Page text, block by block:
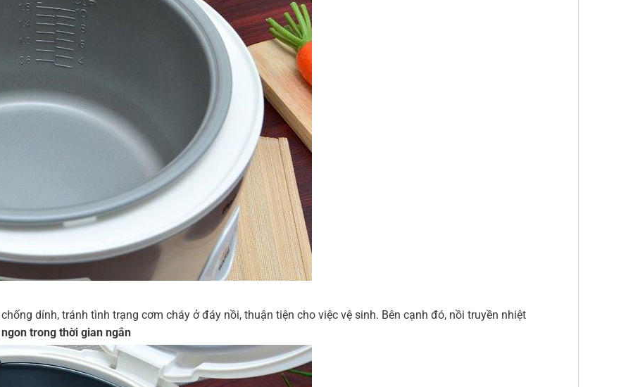
dính, tránh tình trạng cơm cháy ở đáy nồi, thuận tiện cho việc vệ sinh. Bên cạnh đó, nồi truyền nhiệt
trong thời gian ngắn